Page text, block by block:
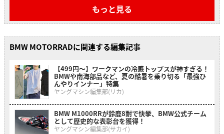
もっと見る
BMW MOTORRADに関連する編集記事
【499円〜】ワークマンの冷感トップスが神すぎる！
BMWや南海部品など、夏の酷暑を乗り切る「最強ひ
んやりインナー」特集
ヤングマシン編集部(リカ)
BMW M1000RRが鈴鹿8耐で快挙、BMW公式チーム
として歴史的な表彰台を獲得！
ヤングマシン編集部(サカイ)